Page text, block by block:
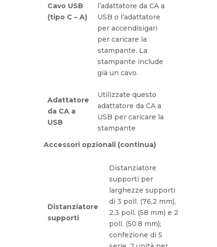
Cavo USB
(tipo C – A)
l’adattatore da CA a
USB o l’adattatore
per accendisigari
per caricare la
stampante. La
stampante include
già un cavo.
Adattatore
da CA a
USB
Utilizzate questo
adattatore da CA a
USB per caricare la
stampante
Accessori opzionali (continua)
Distanziatore
supporti
Distanziatore
supporti per
larghezze supporti
di 3 poll. (76,2 mm),
2,3 poll. (58 mm) e 2
poll. (50.8 mm);
confezione di 5